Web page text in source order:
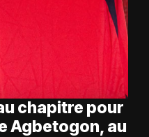
chapitre pour
Agbetogon, au